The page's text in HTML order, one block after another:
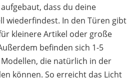
dass du deine
wiederfindest. In den Türen gibt
kleinere Artikel oder große
befinden sich 1-5
die natürlich in der
können. So erreicht das Licht